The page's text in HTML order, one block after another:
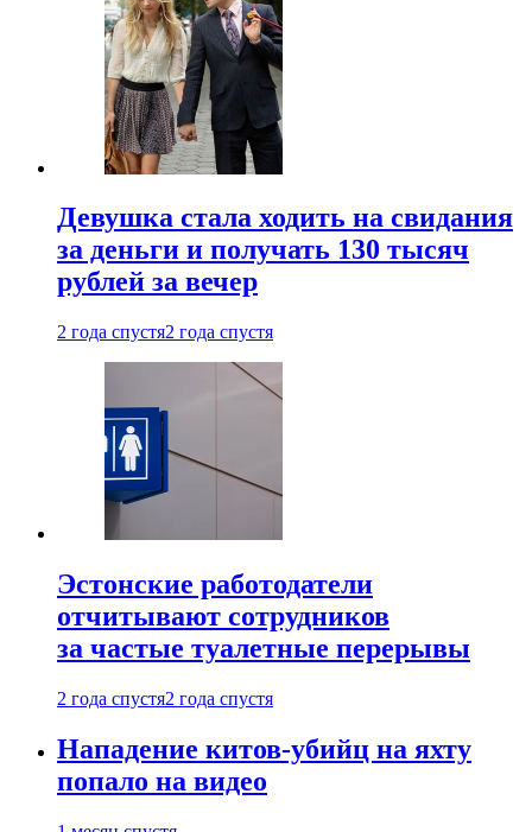
Девушка стала ходить на свидания
за деньги и получать 130 тысяч
рублей за вечер
2 года спустя2 года спустя
Эстонские работодатели
отчитывают сотрудников
за частые туалетные перерывы
2 года спустя2 года спустя
Нападение китов-убийц на яхту
попало на видео